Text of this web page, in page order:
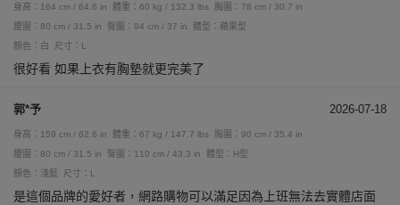
身高：164 cm / 64.6 in 體重：60 kg / 132.3 lbs
胸圍：78 cm / 30.7 in
腰圍：80 cm / 31.5 in
臀圍：94 cm / 37 in
體型：蘋果型
顏色：白
尺寸：L
很好看 如果上衣有胸墊就更完美了
郭*予 2026-07-18
身高：159 cm / 62.6 in 體重：67 kg / 147.7 lbs
胸圍：90 cm / 35.4 in
腰圍：80 cm / 31.5 in
臀圍：110 cm / 43.3 in
體型：H型
顏色：淺藍
尺寸：L
是這個品牌的愛好者，網路購物可以滿足因為上班無法去實體店面